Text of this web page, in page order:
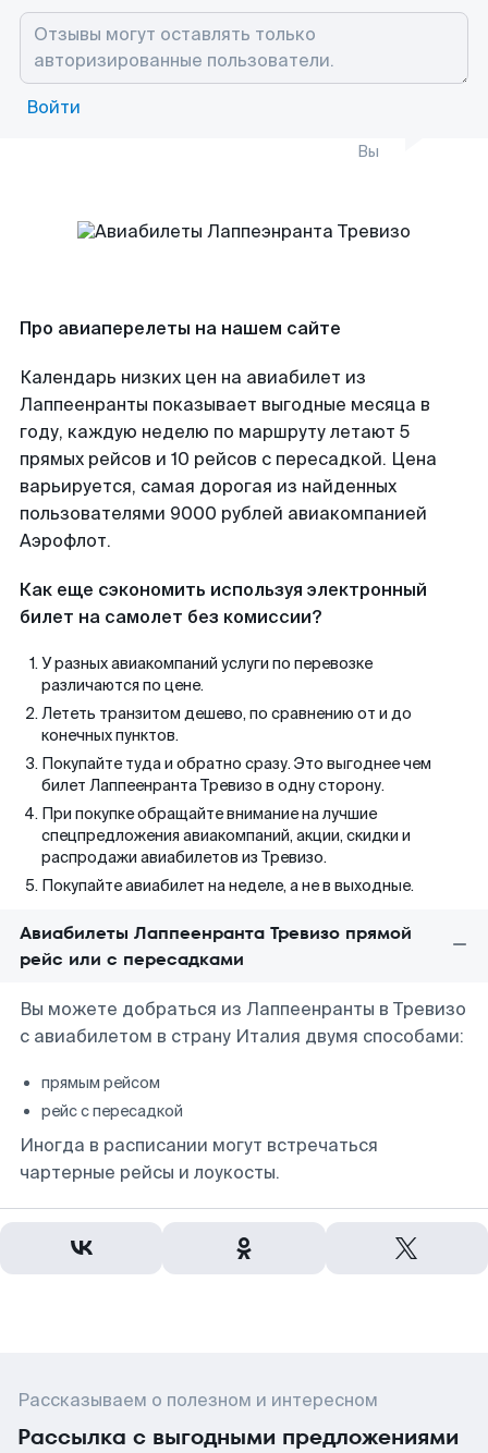
Войти
Вы
Про авиаперелеты на нашем сайте
Календарь низких цен на авиабилет из
Лаппеенранты показывает выгодные месяца в
году, каждую неделю по маршруту летают 5
прямых рейсов и 10 рейсов с пересадкой. Цена
варьируется, самая дорогая из найденных
пользователями 9000 рублей авиакомпанией
Аэрофлот.
Как еще сэкономить используя электронный
билет на самолет без комиссии?
У разных авиакомпаний услуги по перевозке
различаются по цене.
Лететь транзитом дешево, по сравнению от и до
конечных пунктов.
Покупайте туда и обратно сразу. Это выгоднее чем
билет Лаппеенранта Тревизо в одну сторону.
При покупке обращайте внимание на лучшие
спецпредложения авиакомпаний, акции, скидки и
распродажи авиабилетов из Тревизо.
Покупайте авиабилет на неделе, а не в выходные.
Авиабилеты Лаппеенранта Тревизо прямой
рейс или с пересадками
Вы можете добраться из Лаппеенранты в Тревизо
с авиабилетом в страну Италия двумя способами:
прямым рейсом
рейс с пересадкой
Иногда в расписании могут встречаться
чартерные рейсы и лоукосты.
Рассказываем о полезном и интересном
Рассылка с выгодными предложениями